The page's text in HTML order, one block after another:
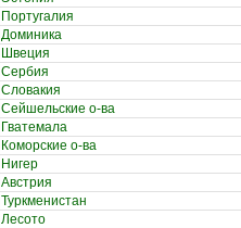
Португалия
Доминика
Швеция
Сербия
Словакия
Сейшельские о-ва
Гватемала
Коморские о-ва
Нигер
Австрия
Туркменистан
Лесото